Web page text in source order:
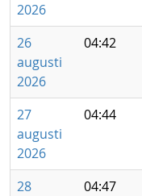
2026
26
augusti
2026
04:42
27
augusti
2026
04:44
28
04:47